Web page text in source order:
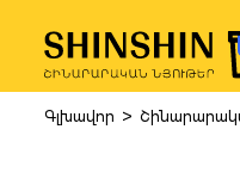
Skip to
Գլխավոր >